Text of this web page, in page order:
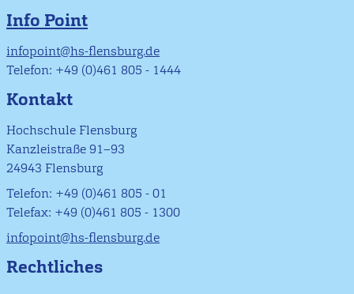
Info Point
infopoint@hs-flensburg.de
Telefon: +49 (0)461 805 - 1444
Kontakt
Hochschule Flensburg
Kanzleistraße 91–93
24943 Flensburg
Telefon: +49 (0)461 805 - 01
Telefax: +49 (0)461 805 - 1300
infopoint@hs-flensburg.de
Rechtliches